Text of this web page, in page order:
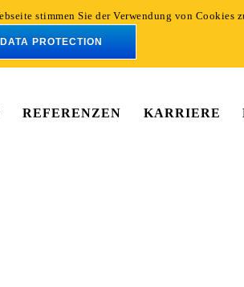
REFERENZEN KARRIERE
stimmen Sie der Verwendung von Cookies
DATA PROTECTION